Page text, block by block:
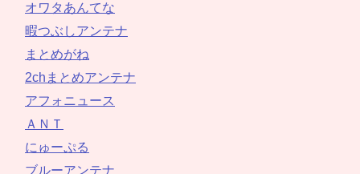
オワタあんてな
暇つぶしアンテナ
まとめがね
2chまとめアンテナ
アフォニュース
ＡＮＴ
にゅーぷる
ブルーアンテナ